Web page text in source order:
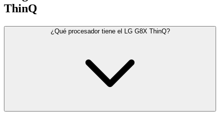
ThinQ
¿Qué procesador tiene el LG G8X ThinQ?